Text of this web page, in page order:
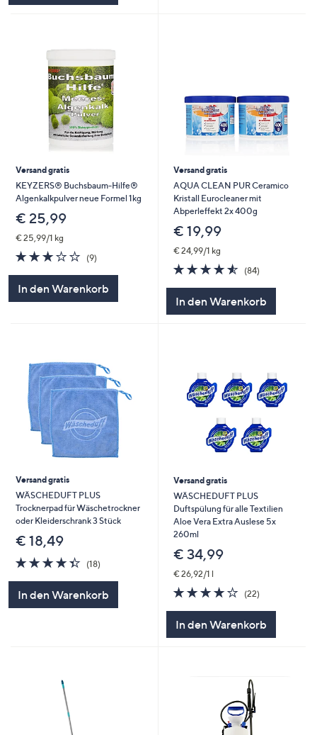
Versand gratis
KEYZERS® Buchsbaum-Hilfe®
Algenkalkpulver neue Formel 1kg
€ 25,99
€ 25,99/1 kg
3.0
von
5
(9)
In den Warenkorb
Versand gratis
AQUA CLEAN PUR Ceramico
Kristall Eurocleaner mit
Abperleffekt 2x 400g
€ 19,99
€ 24,99/1 kg
4.5
von
(84)84
In den Warenkorb
Versand gratis
WÄSCHEDUFT PLUS
Trocknerpad für Wäschetrockner
oder Kleiderschrank 3 Stück
€ 18,49
4.3
von
5
(18)
In den Warenkorb
Versand gratis
WÄSCHEDUFT PLUS
Duftspülung für alle Textilien
Aloe Vera Extra Auslese 5x
260ml
€ 34,99
€ 26,92/1 l
4.0
von
5
(22)
In den Warenkorb